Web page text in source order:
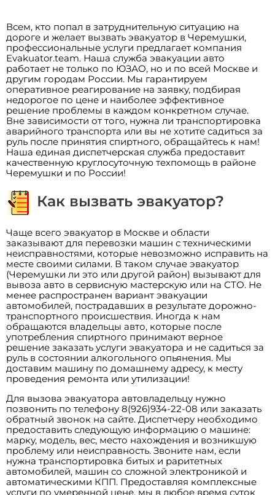
Всем, кто попал в затруднительную ситуацию на
дороге и желает вызвать эвакуатор в Черемушки,
профессиональные услуги предлагает компания
Evakuator.team. Наша служба эвакуации авто
работает не только по ЮЗАО, но и по всей Москве и
другим городам России. Мы гарантируем
оперативное реагирование на заявку, подбирая
недорогое по цене и наиболее эффективное
решение проблемы в каждом конкретном случае.
Вне зависимости от того, нужна ли транспортировка
аварийного транспорта или вы не хотите садиться за
руль после принятия спиртного, обращайтесь к нам!
Наша единая диспетчерская служба предоставит
качественную круглосуточную техпомощь в районе
Черемушки и по России!
Как вызвать эвакуатор?
Чаще всего эвакуатор в Москве и области
заказывают для перевозки машин с техническими
неисправностями, которые невозможно исправить на
месте своими силами. В таком случае эвакуатор
(Черемушки ли это или другой район) вызывают для
вывоза авто в сервисную мастерскую или на СТО. Не
менее распространен вариант эвакуации
автомобилей, пострадавших в результате дорожно-
транспортного происшествия. Иногда к нам
обращаются владельцы авто, которые после
употребления спиртного принимают верное
решение заказать услуги эвакуатора и не садиться за
руль в состоянии алкогольного опьянения. Мы
доставим машину по домашнему адресу, к месту
проведения ремонта или утилизации!
Для вызова эвакуатора автовладельцу нужно
позвонить по телефону 8(926)934-22-08 или заказать
обратный звонок на сайте. Диспетчеру необходимо
предоставить следующую информацию о машине:
марку, модель, вес, место нахождения и возникшую
проблему или неисправность. Звоните нам, если
нужна транспортировка битых и раритетных
автомобилей, машин со сложной электроникой и
автоматическими КПП. Предоставляя комплексные
услуги по умеренной цене, мы в любое время суток